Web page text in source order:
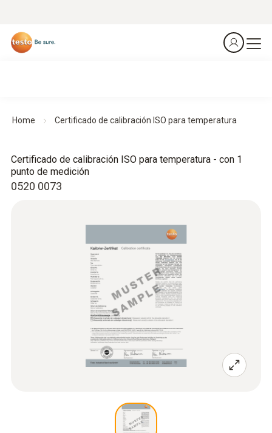
Home Certificado de calibración ISO para temperatura
0520 0073
Certificado de calibración ISO para temperatura - con 1
punto de medición